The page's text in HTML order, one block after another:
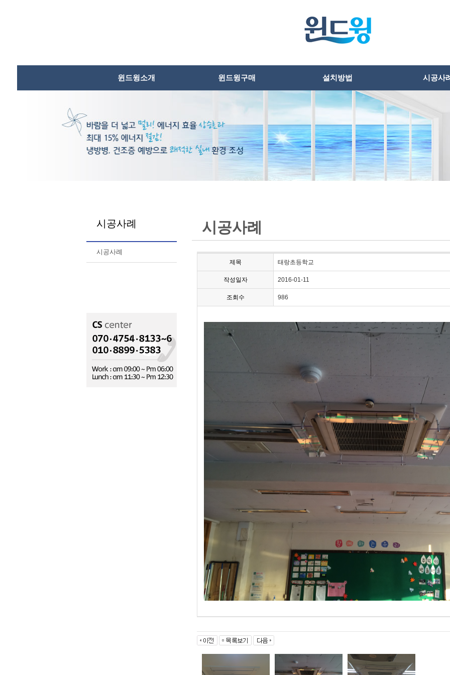
윈드윙소개 윈드윙구매 설치방법 시공사
시공사례
시공사례
시공사례
제목 태랑초등학교
작성일자 2016-01-11
조회수 986